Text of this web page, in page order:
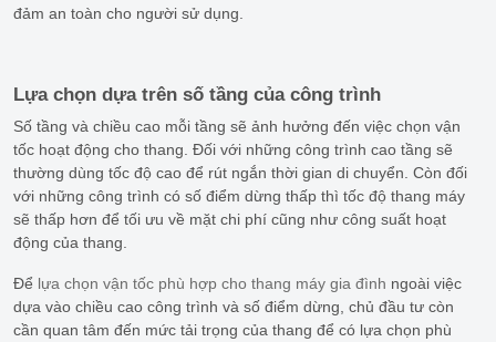
đảm an toàn cho người sử dụng.
Lựa chọn dựa trên số tầng của công trình
Số tầng và chiều cao mỗi tầng sẽ ảnh hưởng đến việc chọn vận
tốc hoạt động cho thang. Đối với những công trình cao tầng sẽ
thường dùng tốc độ cao để rút ngắn thời gian di chuyển. Còn đối
với những công trình có số điểm dừng thấp thì tốc độ thang máy
sẽ thấp hơn để tối ưu về mặt chi phí cũng như công suất hoạt
động của thang.
Để lựa chọn vận tốc phù hợp cho thang máy gia đình ngoài việc
dựa vào chiều cao công trình và số điểm dừng, chủ đầu tư còn
cần quan tâm đến mức tải trọng của thang để có lựa chọn phù